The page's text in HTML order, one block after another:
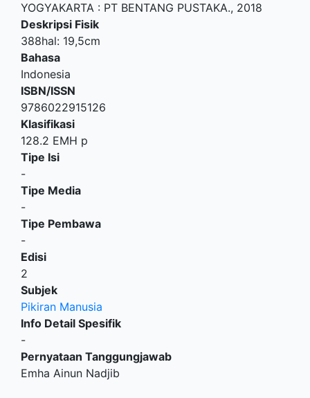
YOGYAKARTA : PT BENTANG PUSTAKA., 2018
Deskripsi Fisik
388hal: 19,5cm
Bahasa
Indonesia
ISBN/ISSN
9786022915126
Klasifikasi
128.2 EMH p
Tipe Isi
-
Tipe Media
-
Tipe Pembawa
-
Edisi
2
Subjek
Pikiran Manusia
Info Detail Spesifik
-
Pernyataan Tanggungjawab
Emha Ainun Nadjib